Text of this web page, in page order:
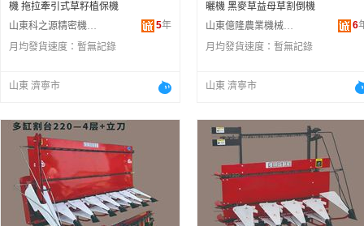
機 拖拉牽引式草籽植保機
山東科之源精密機械有限公司
5年
月均發貨速度： 暫無記錄
山東 濟寧市
曬機 黑麥草益母草割倒機
山東億隆農業機械有限公司
6
月均發貨速度： 暫無記錄
山東 濟寧市